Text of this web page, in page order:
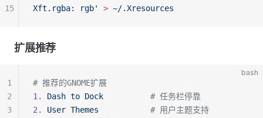
Xft.rgba: rgb'
> ~/.Xresources
15
扩展推荐
bash
# 推荐的GNOME扩展
1.
Dash to Dock
          # 任务栏停靠
2.
User Themes
           # 用户主题支持
1
2
3